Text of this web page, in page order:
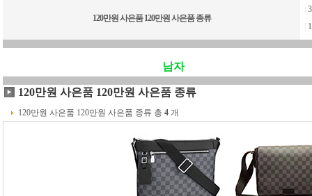
120만원 사은품 120만원 사은품 종류
남자
120만원 사은품 120만원 사은품 종류
120만원 사은품 120만원 사은품 종류 총 4 개